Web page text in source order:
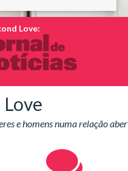
Love:
Love
e homens numa relação